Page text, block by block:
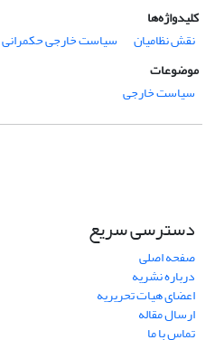
کلیدواژه‌ها
نقش نظامیان
سیاست خارجی حکمرانی
موضوعات
سیاست خارجی
دسترسی سریع
صفحه اصلی
درباره نشریه
اعضای هیات تحریریه
ارسال مقاله
تماس با ما